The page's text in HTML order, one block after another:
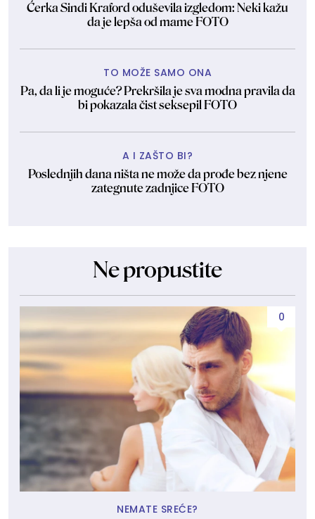
Ćerka Sindi Kraford oduševila izgledom: Neki kažu
da je lepša od mame FOTO
TO MOŽE SAMO ONA
Pa, da li je moguće? Prekršila je sva modna pravila da
bi pokazala čist seksepil FOTO
A I ZAŠTO BI?
Poslednjih dana ništa ne može da prođe bez njene
zategnute zadnjice FOTO
Ne propustite
0
NEMATE SREĆE?